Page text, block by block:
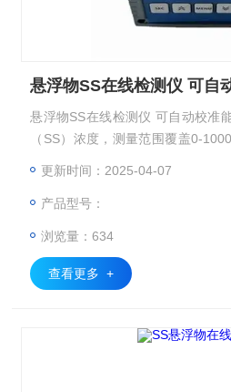
悬浮物SS在线检测仪 可自
悬浮物SS在线检测仪 可自动校准
（SS）浓度，测量范围覆盖0-
更新时间：2025-04-07
产品型号：
浏览量：634
查看更多 +